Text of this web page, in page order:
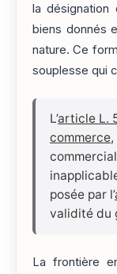
la
biens donnés
nature. Ce
souplesse qui
L’article L.
commerce
posée par l’
validité du
La frontière